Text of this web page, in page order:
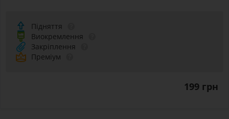
Підняття
Виокремлення
Закріплення
Преміум
199 грн